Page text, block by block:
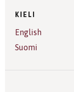
KIELI
English
Suomi